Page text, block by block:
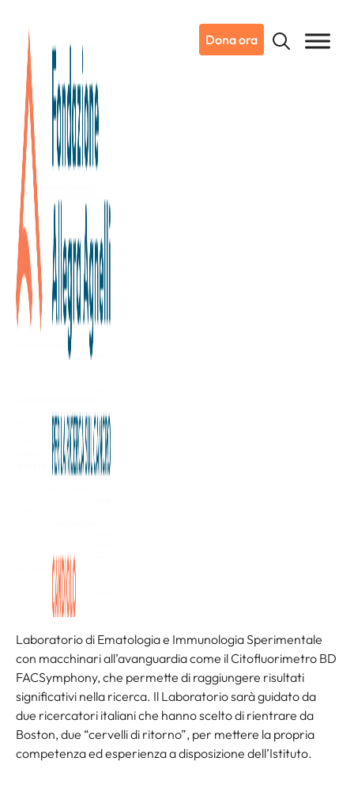
Dona ora
16/03/2023
Notizie da Candiolo
Il vostro sostegno per la ricerca.
Il 2022 è stato un anno di importanti traguardi, che
significano anche risposte concrete per migliaia di
“Comprehensive Cancer Center”, importante
riconoscimento attribuito dall’O.E.C.I. (Organisation of
European Cancer Institutes) che lo posiziona tra i Centri
oncologici leader a livello internazionale.
riusciti ad avanzare sempre più nella pratica clinica e nella
ricerca scientifica, permettendo così ai nostri pazienti di
beneficiare delle migliori risorse umane e tecnologiche
disponibili. Stiamo ad esempio allestendo il nuovo
Laboratorio di Ematologia e Immunologia Sperimentale
con macchinari all’avanguardia come il Citofluorimetro BD
FACSymphony, che permette di raggiungere risultati
significativi nella ricerca. Il Laboratorio sarà guidato da
due ricercatori italiani che hanno scelto di rientrare da
Boston, due “cervelli di ritorno”, per mettere la propria
competenza ed esperienza a disposizione dell’Istituto.